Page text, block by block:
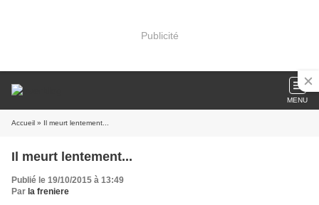
Publicité
MENU
Accueil » Il meurt lentement...
Il meurt lentement...
Publié le 19/10/2015 à 13:49
Par la freniere